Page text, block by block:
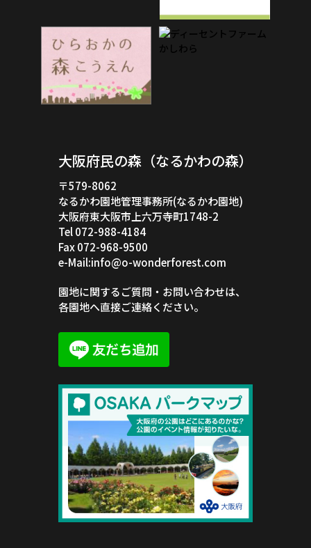
大阪府民の森（なるかわの森）
〒579-8062
なるかわ園地管理事務所(なるかわ園地)
大阪府東大阪市上六万寺町1748-2
Tel 072-988-4184
Fax 072-968-9500
e-Mail:info@o-wonderforest.com
園地に関するご質問・お問い合わせは、
各園地へ直接ご連絡ください。